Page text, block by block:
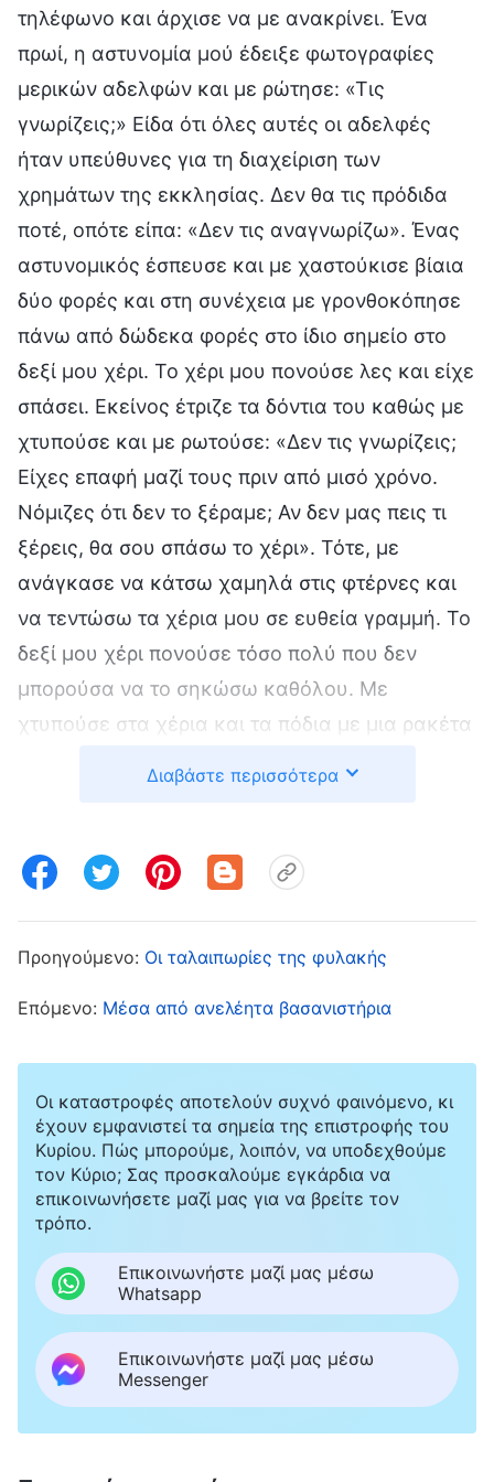
τηλέφωνο και άρχισε να με ανακρίνει. Ένα
πρωί, η αστυνομία μού έδειξε φωτογραφίες
μερικών αδελφών και με ρώτησε: «Τις
γνωρίζεις;» Είδα ότι όλες αυτές οι αδελφές
ήταν υπεύθυνες για τη διαχείριση των
χρημάτων της εκκλησίας. Δεν θα τις πρόδιδα
ποτέ, οπότε είπα: «Δεν τις αναγνωρίζω». Ένας
αστυνομικός έσπευσε και με χαστούκισε βίαια
δύο φορές και στη συνέχεια με γρονθοκόπησε
πάνω από δώδεκα φορές στο ίδιο σημείο στο
δεξί μου χέρι. Το χέρι μου πονούσε λες και είχε
σπάσει. Εκείνος έτριζε τα δόντια του καθώς με
χτυπούσε και με ρωτούσε: «Δεν τις γνωρίζεις;
Είχες επαφή μαζί τους πριν από μισό χρόνο.
Νόμιζες ότι δεν το ξέραμε; Αν δεν μας πεις τι
ξέρεις, θα σου σπάσω το χέρι». Τότε, με
ανάγκασε να κάτσω χαμηλά στις φτέρνες και
να τεντώσω τα χέρια μου σε ευθεία γραμμή. Το
δεξί μου χέρι πονούσε τόσο πολύ που δεν
μπορούσα να το σηκώσω καθόλου. Με
χτυπούσε στα χέρια και τα πόδια με μια ρακέτα
στόμα και το πηγούνι μου, μέχρι που μούδιασαν
για περισσότερα από δέκα λεπτά, με ρώτησαν
των κλήσεών μου. Αν δεν τους το έλεγα, δεν
μπορούσα να φανταστώ τι μαρτύριο θα
αδελφό μου. Είπα ήρεμα: «Δεν τον γνωρίζω».
Τότε τρεις αστυνομικοί με περικύκλωσαν, με
άρπαξαν από τον γιακά και με έσπρωχναν
μπρος-πίσω ανάμεσά τους μέχρι που ζαλίστηκα
και παραπατούσα. Φοβήθηκα λίγο, σκεπτόμενη:
«Έτσι μικροκαμωμένη που είμαι, αν συνεχιστεί
αντέξω;» Προσευχήθηκα ξανά και ξανά μέσα
στην καρδιά μου, ζητώντας από τον Θεό να με
προστατεύσει. Σκέφτηκα τον Δανιήλ. Όταν τον
Διαβάστε περισσότερα
Προηγούμενο: Οι ταλαιπωρίες της φυλακής
Επόμενο: Μέσα από ανελέητα βασανιστήρια
Οι καταστροφές αποτελούν συχνό φαινόμενο, κι
έχουν εμφανιστεί τα σημεία της επιστροφής του
Κυρίου. Πώς μπορούμε, λοιπόν, να υποδεχθούμε
τον Κύριο; Σας προσκαλούμε εγκάρδια να
επικοινωνήσετε μαζί μας για να βρείτε τον
τρόπο.
Επικοινωνήστε μαζί μας μέσω
Whatsapp
Επικοινωνήστε μαζί μας μέσω
Messenger